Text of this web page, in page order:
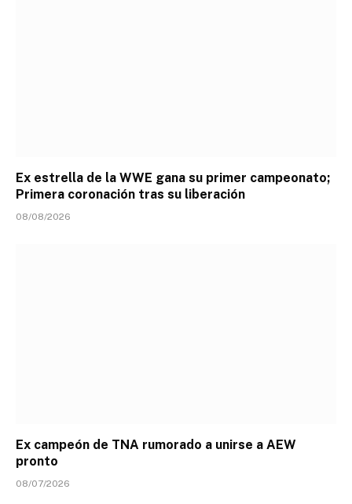
Ex estrella de la WWE gana su primer campeonato;
Primera coronación tras su liberación
08/08/2026
Ex campeón de TNA rumorado a unirse a AEW
pronto
08/07/2026